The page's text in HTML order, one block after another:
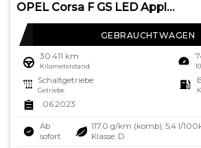
OPEL Corsa F GS LED Apple CarPlay Android Auto Musiks
GEBRAUCHTWAGEN
30.411 km
Kilometerstand
Schaltgetriebe
Getriebe
06.2023
Ab
sofort
117.0 g/km (komb), 5,4 l/
Klasse: D